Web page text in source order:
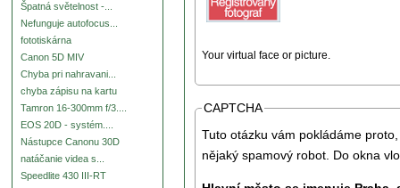
Špatná světelnost -...
Nefunguje autofocus...
fototiskárna
Canon 5D MIV
Chyba pri nahravani...
chyba zápisu na kartu
Tamron 16-300mm f/3....
EOS 20D - systém....
Nástupce Canonu 30D
natáčanie videa s...
Speedlite 430 III-RT
Your virtual face or picture.
CAPTCHA
Tuto otázku vám pokládáme
nějaký spamový robot. Do okna